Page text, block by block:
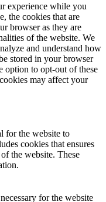
experience while you
the cookies that are
browser as they are
of the website. We
and understand how
stored in your browser
option to opt-out of these
may affect your
for the website to
cookies that ensures
the website. These
for the website